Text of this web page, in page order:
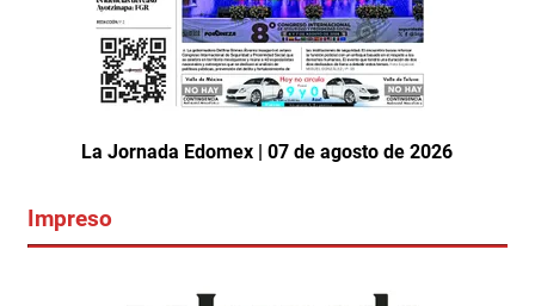
La Jornada Edomex | 07 de agosto de 2026
Impreso